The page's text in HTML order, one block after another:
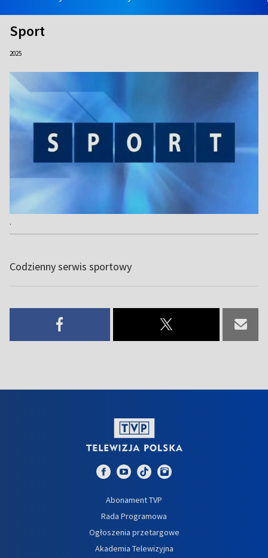
Sport
2025
.
Codzienny serwis sportowy
Abonament TVP
Rada Programowa
Ogłoszenia przetargowe
Akademia Telewizyjna